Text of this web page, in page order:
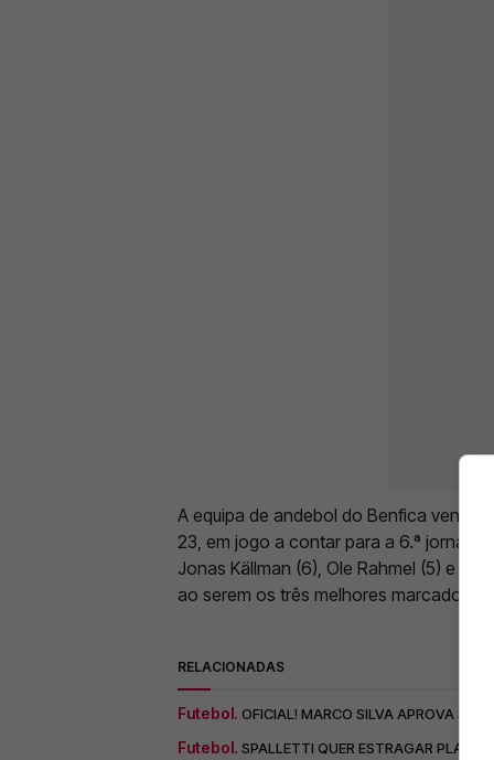
A equipa de andebol do Benfica
23, em jogo a contar para a 6.ª
Jonas Källman (6), Ole Rahmel (5) e
ao serem os três melhores marcadores
RELACIONADAS
Futebol. OFICIAL! MARCO SILVA APROVA
Futebol. SPALLETTI QUER ESTRAGAR